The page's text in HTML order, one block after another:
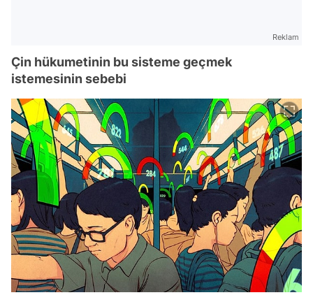
Reklam
Çin hükumetinin bu sisteme geçmek
istemesinin sebebi